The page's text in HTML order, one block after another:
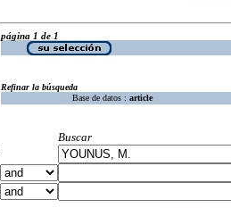
página 1 de 1
Refinar la búsqueda
Base de datos : article
Buscar